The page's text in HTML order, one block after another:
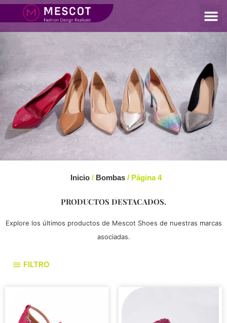
Inicio / Bombas / Página 4
PRODUCTOS DESTACADOS.
Explore los últimos productos de Mescot Shoes de nuestras marcas
asociadas.
FILTRO